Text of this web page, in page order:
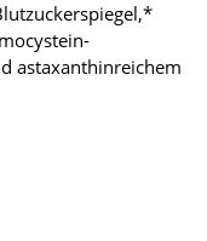
astaxanthinreichem